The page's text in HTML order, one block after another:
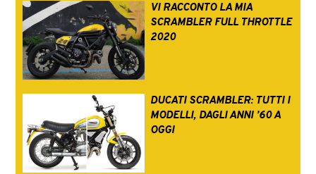
VI RACCONTO LA MIA
SCRAMBLER FULL THROTTLE
2020
DUCATI SCRAMBLER: TUTTI I
MODELLI, DAGLI ANNI ’60 A
OGGI